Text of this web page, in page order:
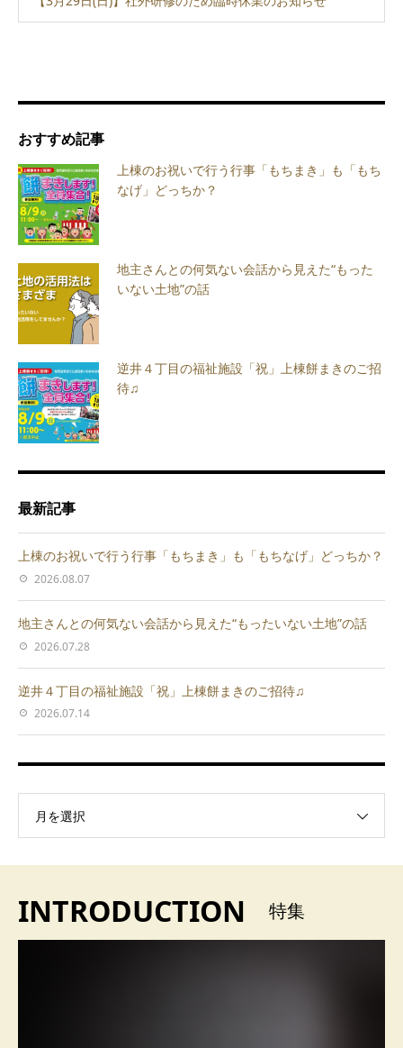
おすすめ記事
上棟のお祝いで行う行事「もちまき」も「もち
なげ」どっちか？
地主さんとの何気ない会話から見えた“もった
いない土地”の話
逆井４丁目の福祉施設「祝」上棟餅まきのご招
待♫
最新記事
上棟のお祝いで行う行事「もちまき」も「もちなげ」どっちか？
2026.08.07
地主さんとの何気ない会話から見えた“もったいない土地”の話
2026.07.28
逆井４丁目の福祉施設「祝」上棟餅まきのご招待♫
2026.07.14
月を選択
INTRODUCTION 特集